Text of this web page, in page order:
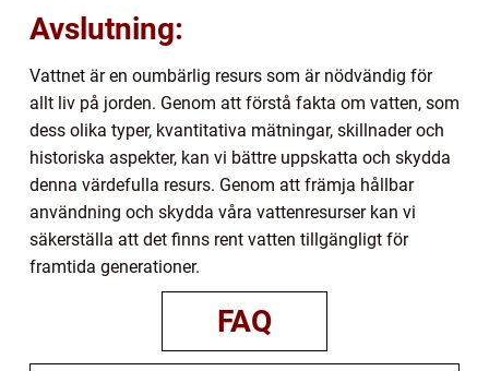
Avslutning:
Vattnet är en oumbärlig resurs som är nödvändig för
allt liv på jorden. Genom att förstå fakta om vatten, som
dess olika typer, kvantitativa mätningar, skillnader och
historiska aspekter, kan vi bättre uppskatta och skydda
denna värdefulla resurs. Genom att främja hållbar
användning och skydda våra vattenresurser kan vi
säkerställa att det finns rent vatten tillgängligt för
framtida generationer.
FAQ